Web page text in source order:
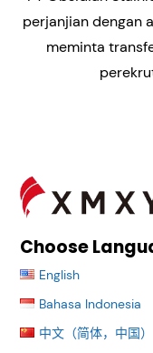
never
have
travels
agents
and
or
request
money
perjanjian dengan
meminta
Choose
English
Bahasa Indonesia
中文（简体，中国）